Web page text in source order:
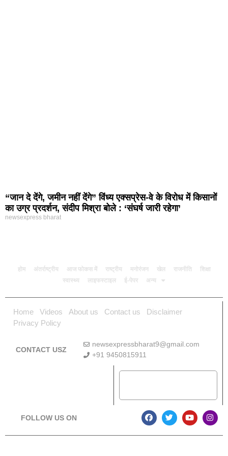
“जान दे देंगे, जमीन नहीं देंगे” विंध्य एक्सप्रेस-वे के विरोध में किसानों
का उग्र प्रदर्शन, संदीप मिश्रा बोले : ‘संघर्ष जारी रहेगा’
newsexpress bharat
होम अंतर्राष्ट्रीय आज फोकस में राष्ट्रीय मनोरंजन खेल राजनीति
शिक्षा
स्वास्थ्य
लाइफस्टाइल ई-पेपर अन्य
Home Videos About us Contact us
Disclaimer
Privacy Policy
CONTACT USZ
newsexpressbharat9@gmail.com
+91 9450815911
FOLLOW US ON